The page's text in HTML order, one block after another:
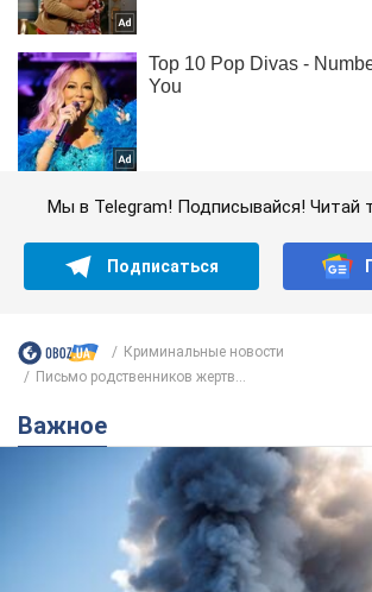
Мы в Telegram! Подписывайся! Читай
Подписаться
Криминальные новости
Письмо родственников жертв...
Важное